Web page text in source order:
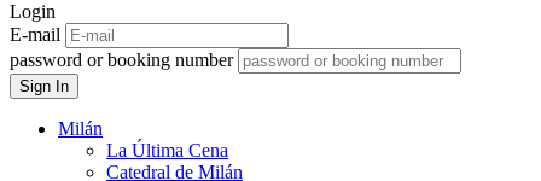
Login
E-mail
password or booking number
Sign In
Milán
La Última Cena
Catedral de Milán